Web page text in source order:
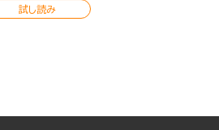
試し読み